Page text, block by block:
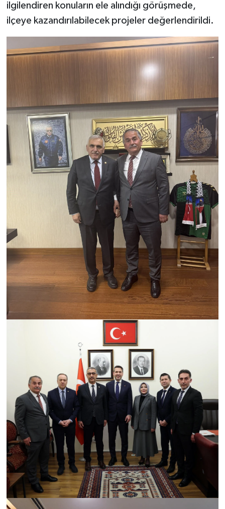
ilgilendiren konuların ele alındığı görüşmede,
ilçeye kazandırılabilecek projeler değerlendirildi.